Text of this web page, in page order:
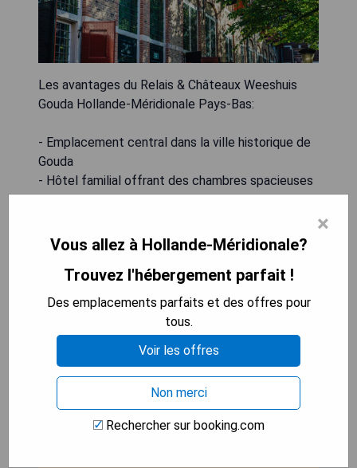
Les avantages du Relais & Châteaux Weeshuis
Gouda Hollande-Méridionale Pays-Bas:
- Emplacement central dans la ville historique de
Gouda
- Hôtel familial offrant des chambres spacieuses
- Restaurant sur place proposant une cuisine de
Les inconvénients du Relais & Châteaux Weeshuis
Gouda Hollande-Méridionale Pays-Bas:
- Pas d'installations spécifiques pour les enfants,
- Les tarifs peuvent être élevés
×
Vous allez à Hollande-Méridionale?
Trouvez l'hébergement parfait !
Des emplacements parfaits et des offres pour
tous.
Voir les offres
Non merci
Rechercher sur booking.com